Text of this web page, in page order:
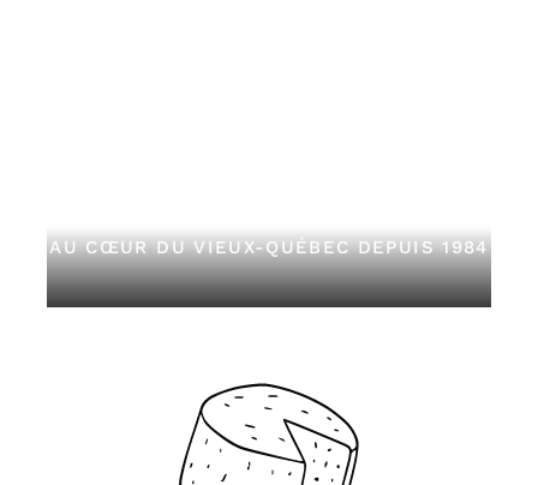
AU CŒUR DU VIEUX-QUÉBEC DEPUIS 1984